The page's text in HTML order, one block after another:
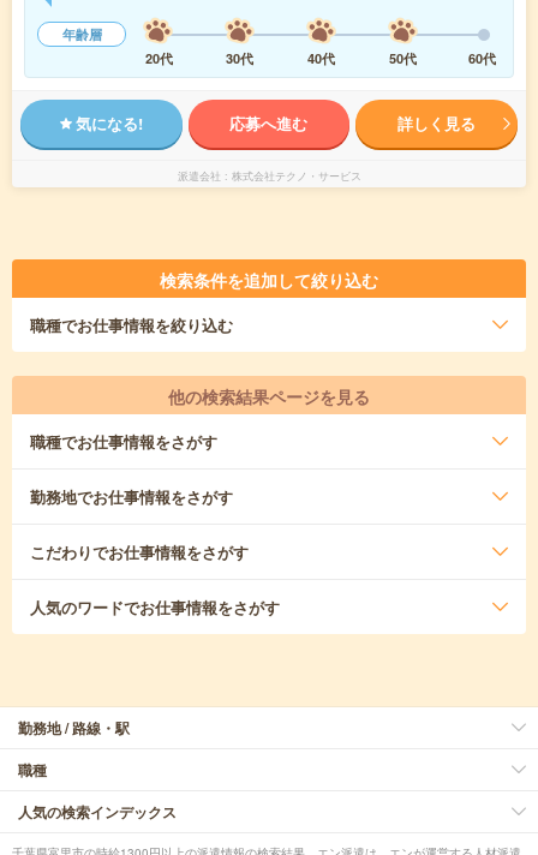
年齢層
20代
30代 40代 50代 60代
気になる! 応募へ進む 詳しく見る
派遣会社 株式会社テクノ・サービス
検索条件を追加して絞り込む
職種でお仕事情報を絞り込む
他の検索結果ページを見る
職種でお仕事情報をさがす
勤務地でお仕事情報をさがす
こだわりでお仕事情報をさがす
人気のワードでお仕事情報をさがす
勤務地 / 路線・駅
職種
人気の検索インデックス